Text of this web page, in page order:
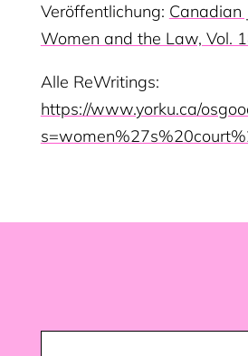
Veröffentlichung: Canadian
Women and the Law, Vol.
Alle ReWritings:
https://www.yorku.ca/